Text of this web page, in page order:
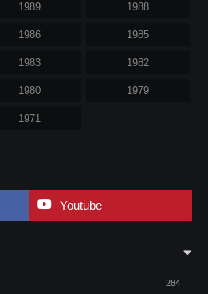
1989 1988
1986 1985
1983 1982
1980 1979
1971
Youtube
284